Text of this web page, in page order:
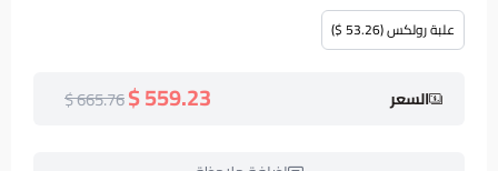
علبة رولكس (53.26 $)
السعر 559.23 $
665.76 $